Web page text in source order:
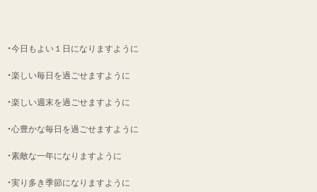
・今日もよい１日になりますように
・楽しい毎日を過ごせますように
・楽しい週末を過ごせますように
・心豊かな毎日を過ごせますように
・素敵な一年になりますように
・実り多き季節になりますように